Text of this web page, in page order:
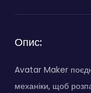
Опис:
Avatar Maker
механіки, щоб